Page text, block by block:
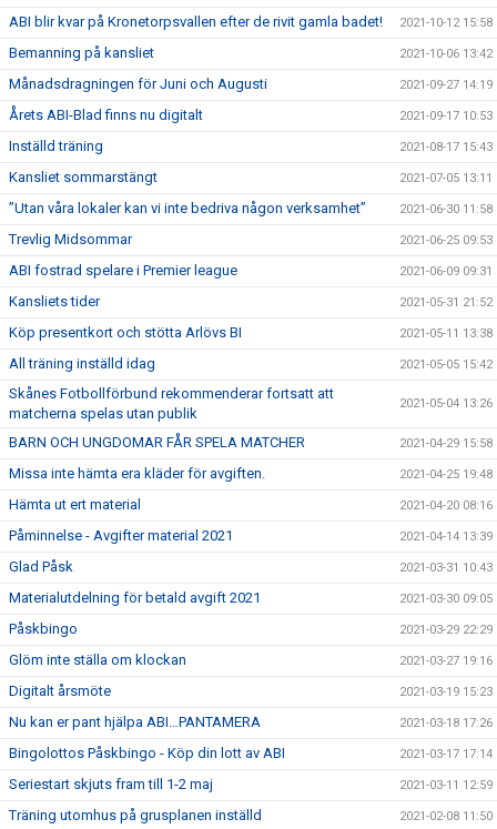
ABI blir kvar på Kronetorpsvallen efter de rivit gamla badet! 2021-10-12 15:58
Bemanning på kansliet 2021-10-06 13:42
Månadsdragningen för Juni och Augusti 2021-09-27 14:19
Årets ABI-Blad finns nu digitalt 2021-09-17 10:53
Inställd träning 2021-08-17 15:43
Kansliet sommarstängt 2021-07-05 13:11
”Utan våra lokaler kan vi inte bedriva någon verksamhet” 2021-06-30 11:58
Trevlig Midsommar 2021-06-25 09:53
ABI fostrad spelare i Premier league 2021-06-09 09:31
Kansliets tider 2021-05-31 21:52
Köp presentkort och stötta Arlövs BI 2021-05-11 13:38
All träning inställd idag 2021-05-05 15:42
Skånes Fotbollförbund rekommenderar fortsatt att
matcherna spelas utan publik
2021-05-04 13:26
BARN OCH UNGDOMAR FÅR SPELA MATCHER 2021-04-29 15:58
Missa inte hämta era kläder för avgiften. 2021-04-25 19:48
Hämta ut ert material 2021-04-20 08:16
Påminnelse - Avgifter material 2021 2021-04-14 13:39
Glad Påsk 2021-03-31 10:43
Materialutdelning för betald avgift 2021 2021-03-30 09:05
Påskbingo 2021-03-29 22:29
Glöm inte ställa om klockan 2021-03-27 19:16
Digitalt årsmöte 2021-03-19 15:23
Nu kan er pant hjälpa ABI…PANTAMERA 2021-03-18 17:26
Bingolottos Påskbingo - Köp din lott av ABI 2021-03-17 17:14
Seriestart skjuts fram till 1-2 maj 2021-03-11 12:59
Träning utomhus på grusplanen inställd 2021-02-08 11:50